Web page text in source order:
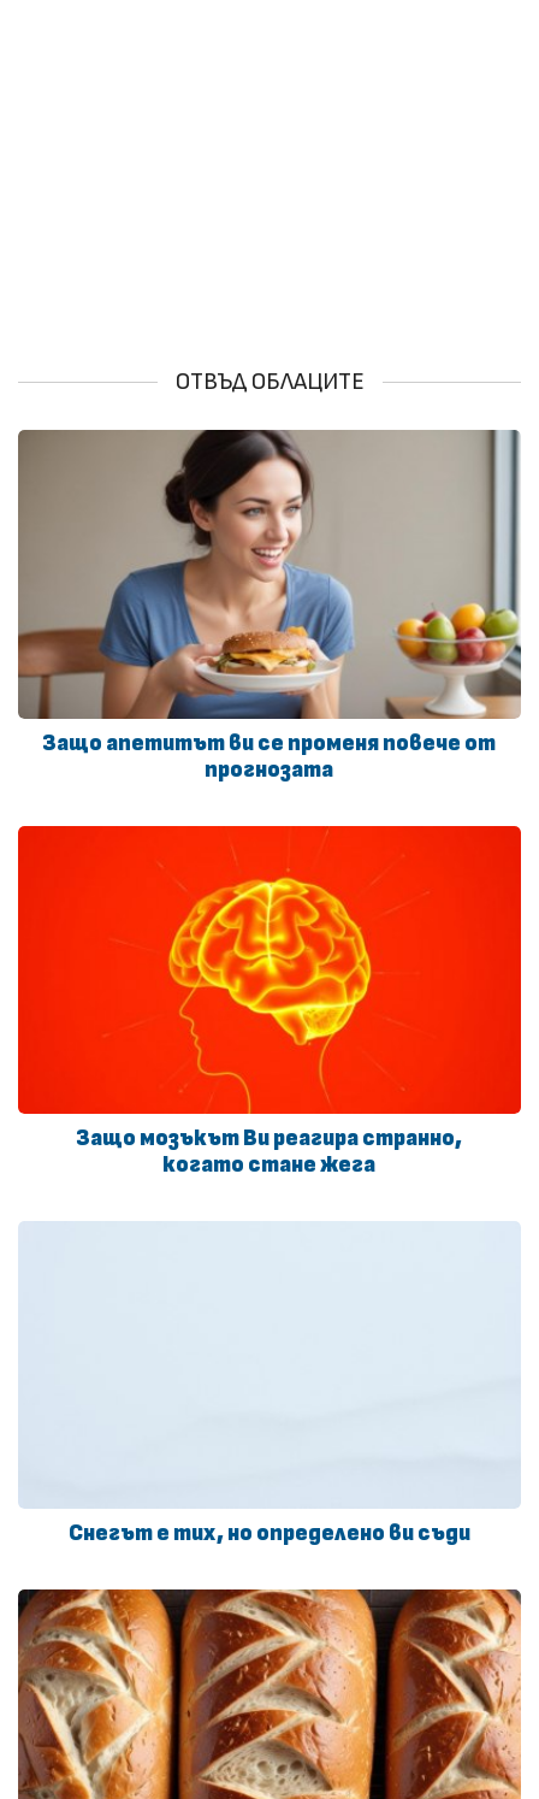
ОТВЪД ОБЛАЦИТЕ
Защо апетитът ви се променя повече от
прогнозата
Защо мозъкът Ви реагира странно,
когато стане жега
Снегът е тих, но определено ви съди